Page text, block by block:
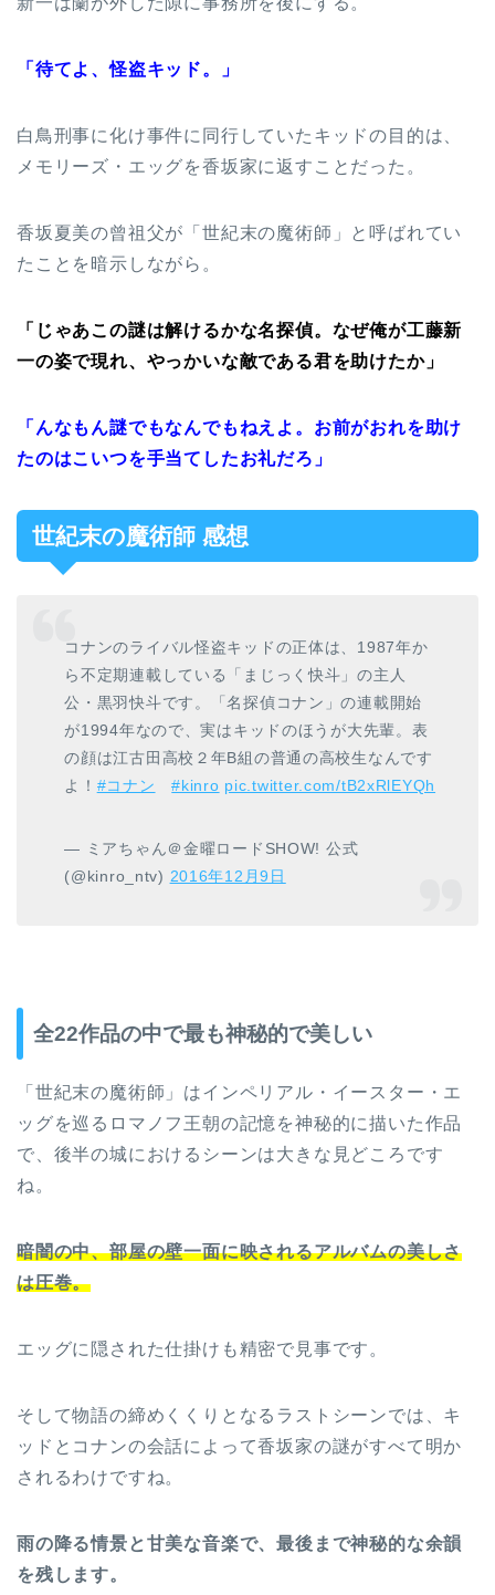
「待てよ、怪盗キッド。」
白鳥刑事に化け事件に同行していたキッドの目的は、
メモリーズ・エッグを香坂家に返すことだった。
香坂夏美の曾祖父が「世紀末の魔術師」と呼ばれてい
たことを暗示しながら。
「じゃあこの謎は解けるかな名探偵。なぜ俺が工藤新
一の姿で現れ、やっかいな敵である君を助けたか」
「んなもん謎でもなんでもねえよ。お前がおれを助け
たのはこいつを手当てしたお礼だろ」
世紀末の魔術師 感想
コナンのライバル怪盗キッドの正体は、1987年か
ら不定期連載している「まじっく快斗」の主人
公・黒羽快斗です。「名探偵コナン」の連載開始
が1994年なので、実はキッドのほうが大先輩。表
の顔は江古田高校２年B組の普通の高校生なんです
よ！ #コナン #kinro pic.twitter.com/tB2xRlEYQh
— ミアちゃん＠金曜ロードSHOW! 公式
(@kinro_ntv) 2016年12月9日
全22作品の中で最も神秘的で美しい
「世紀末の魔術師」はインペリアル・イースター・エ
ッグを巡るロマノフ王朝の記憶を神秘的に描いた作品
で、後半の城におけるシーンは大きな見どころです
ね。
暗闇の中、部屋の壁一面に映されるアルバムの美しさ
は圧巻。
エッグに隠された仕掛けも精密で見事です。
そして物語の締めくくりとなるラストシーンでは、キ
ッドとコナンの会話によって香坂家の謎がすべて明か
されるわけですね。
雨の降る情景と甘美な音楽で、最後まで神秘的な余韻
を残します。